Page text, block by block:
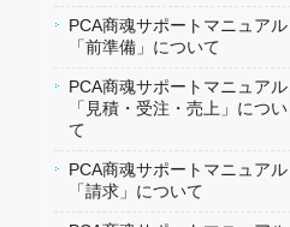
PCA商魂サポートマニュアル
「前準備」について
PCA商魂サポートマニュアル
「見積・受注・売上」につい
て
PCA商魂サポートマニュアル
「請求」について